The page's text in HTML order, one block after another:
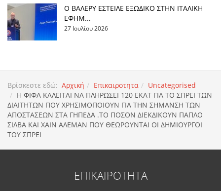
Ο ΒΑΛΕΡΥ ΕΣΤΕΙΛΕ ΕΞΩΔΙΚΟ ΣΤΗΝ ΙΤΑΛΙΚΗ
ΕΦΗΜ...
27 Ιουλίου 2026
Βρίσκεστε εδώ: Αρχική Επικαιροτητα
Uncategorised
Η ΦΙΦΑ ΚΑΛΕΙΤΑΙ ΝΑ ΠΛΗΡΩΣΕΙ 120 ΕΚΑΤ ΓΙΑ ΤΟ ΣΠΡΕΙ ΤΩΝ
ΔΙΑΙΤΗΤΩΝ ΠΟΥ ΧΡΗΣΙΜΟΠΟΙΟΥΝ ΓΙΑ ΤΗΝ ΣΗΜΑΝΣΗ ΤΩΝ
ΑΠΟΣΤΑΣΕΩΝ ΣΤΑ ΓΗΠΕΔΑ .ΤΟ ΠΟΣΟΝ ΔΙΕΚΔΙΚΟΥΝ ΠΑΠΛΟ
ΣΙΛΒΑ ΚΑΙ ΧΑΙΝ ΑΛΕΜΑΝ ΠΟΥ ΘΕΩΡΟΥΝΤΑΙ ΟΙ ΔΗΜΙΟΥΡΓΟΙ
ΤΟΥ ΣΠΡΕΙ
ΕΠΙΚΑΙΡΟΤΗΤΑ